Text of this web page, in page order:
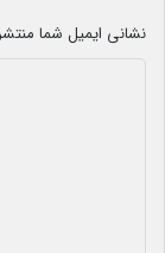
نشانی ایمیل شما